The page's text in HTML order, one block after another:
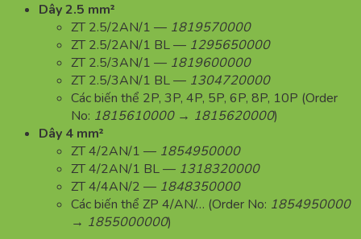
Dây 2.5 mm²
ZT 2.5/2AN/1 — 1819570000
ZT 2.5/2AN/1 BL — 1295650000
ZT 2.5/3AN/1 — 1819600000
ZT 2.5/3AN/1 BL — 1304720000
Các biến thể 2P, 3P, 4P, 5P, 6P, 8P, 10P (Order
No: 1815610000 → 1815620000)
Dây 4 mm²
ZT 4/2AN/1 — 1854950000
ZT 4/2AN/1 BL — 1318320000
ZT 4/4AN/2 — 1848350000
Các biến thể ZP 4/AN/… (Order No: 1854950000
→ 1855000000)